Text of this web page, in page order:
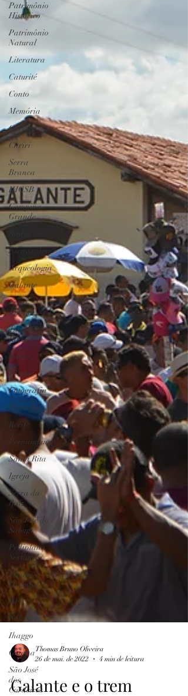
Patrimônio
Histórico
Patrimônio
Natural
Literatura
Caturité
Conto
Memória
Gurjão
Cariri
Serra
Branca
IHGSB
Campina
Grande
Escavações
Arqueologia
Galante
Festa
Junina
Turismo
Rural
Botija
Lendas
Fotografia
Marinha
Recife
Pernambuco
Santa Rita
Igreja
Serra da
Raiz
São José do
Sabugí
Pediplano
Sertanejo
Seridó
Oriental
APA
Folclore
Ihaggo
Goiana
São José
dos
Cordeiros
Thomas Bruno Oliveira
26 de mai. de 2022
4 min de leitura